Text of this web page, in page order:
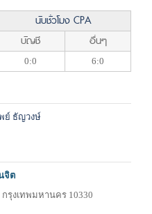
นับชั่วโมง CPA
บัญชี อื่นๆ
0:0 6:0
ย์ ธัญวงษ์
จิต
รุงเทพมหานคร 10330